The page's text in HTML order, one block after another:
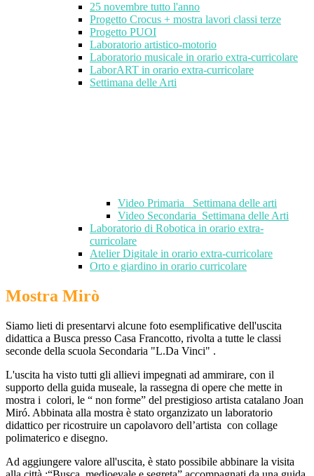
25 novembre tutto l'anno
Progetto Crocus + mostra lavori classi terze
Progetto PUOI
Laboratorio artistico-motorio
Laboratorio musicale in orario extra-curricolare
LaborART in orario extra-curricolare
Settimana delle Arti
Video Primaria_ Settimana delle arti
Video Secondaria_Settimana delle Arti
Laboratorio di Robotica in orario extra-
curricolare
Atelier Digitale in orario extra-curricolare
Orto e giardino in orario curricolare
Mostra Mirò
Siamo lieti di presentarvi alcune foto esemplificative dell'uscita
didattica a Busca presso Casa Francotto, rivolta a tutte le classi
seconde della scuola Secondaria "L.Da Vinci" .
L'uscita ha visto tutti gli allievi impegnati ad ammirare, con il
supporto della guida museale, la rassegna di opere che mette in
mostra i colori, le “ non forme” del prestigioso artista catalano Joan
Miró. Abbinata alla mostra è stato organzizato un laboratorio
didattico per ricostruire un capolavoro dell’artista con collage
polimaterico e disegno.
Ad aggiungere valore all'uscita, è stato possibile abbinare la visita